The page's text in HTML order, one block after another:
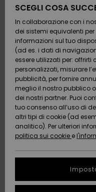
e
e
Da
SURF
SNOW
Da
OUTLET
AIUTO &
CONTATTI
dei
SCEGLI COSA
In collaborazione con i
dei sistemi equivalenti
informazioni sul tuo
(ad es. i dati di
essere utilizzati per:
personalizzati, misurare
pubblicità, per fornire
meglio il nostro pubblico
dei nostri partner. Puoi
tuo consenso all’uso di
altri tipi di cookie (ad
analitico). Per ulteriori
politica sui cookie e